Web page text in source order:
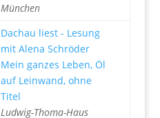
München
Dachau liest - Lesung
mit Alena Schröder
Mein ganzes Leben, Öl
auf Leinwand, ohne
Titel
Ludwig-Thoma-Haus